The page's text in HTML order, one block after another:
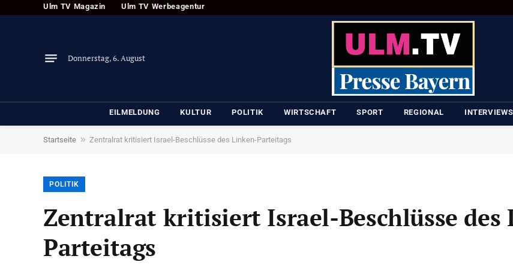
Ulm TV Magazin Ulm TV Werbeagentur
Donnerstag, 6. August
EILMELDUNG KULTUR POLITIK WIRTSCHAFT SPORT REGIONAL INTERVIEWS
Startseite » Zentralrat kritisiert Israel-Beschlüsse des Linken-Parteitags
POLITIK
Zentralrat kritisiert Israel-Beschlüsse des
Parteitags